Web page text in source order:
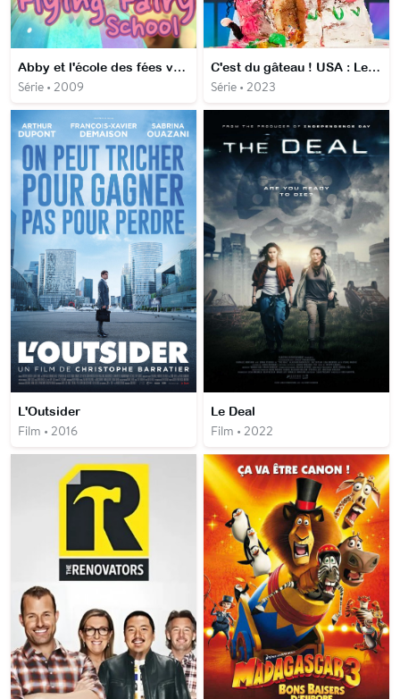
Abby et l'école des fées volantes
Série • 2009
C'est du gâteau ! USA : Le grand défi
Série • 2023
L'Outsider
Film • 2016
Le Deal
Film • 2022